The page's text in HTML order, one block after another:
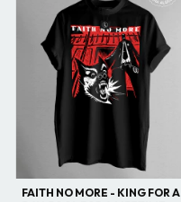
FAITH NO MORE - KING FOR A